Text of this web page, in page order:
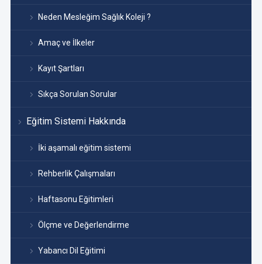
Neden Mesleğim Sağlık Koleji ?
Amaç ve İlkeler
Kayıt Şartları
Sıkça Sorulan Sorular
Eğitim Sistemi Hakkında
İki aşamalı eğitim sistemi
Rehberlik Çalışmaları
Haftasonu Eğitimleri
Ölçme ve Değerlendirme
Yabancı Dil Eğitimi